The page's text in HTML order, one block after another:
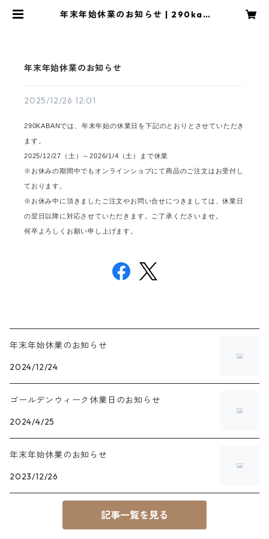
年末年始休業のお知らせ | 290kab
年末年始休業のお知らせ
2025/12/26 12:01
290KABANでは、年末年始の休業日を下記のとおりとさせていただき
ます。
2025/12/27（土）～2026/1/4（土）まで休業
※お休みの期間中でもオンラインショプにて商品のご注文はお受付し
ております。
※お休み中に頂きましたご注文やお問い合せにつきましては、休業日
の翌日以降に対応させていただきます。ご了承くださいませ。
何卒よろしくお願い申し上げます。
年末年始休業のお知らせ
2024/12/24
ゴールデンウィーク休業日のお知らせ
2024/4/25
年末年始休業のお知らせ
2023/12/26
記事一覧を見る